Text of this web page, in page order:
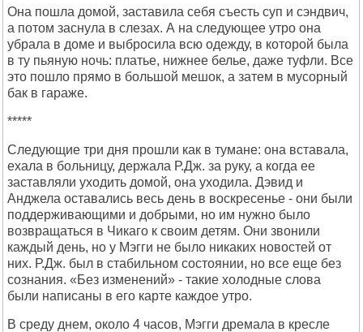
Она пошла домой, заставила себя съесть суп и сэндвич,
а потом заснула в слезах. А на следующее утро она
убрала в доме и выбросила всю одежду, в которой была
в ту пьяную ночь: платье, нижнее белье, даже туфли. Все
это пошло прямо в большой мешок, а затем в мусорный
бак в гараже.
*****
Следующие три дня прошли как в тумане: она вставала,
ехала в больницу, держала Р.Дж. за руку, а когда ее
заставляли уходить домой, она уходила. Дэвид и
Анджела оставались весь день в воскресенье - они были
поддерживающими и добрыми, но им нужно было
возвращаться в Чикаго к своим детям. Они звонили
каждый день, но у Мэгги не было никаких новостей от
них. Р.Дж. был в стабильном состоянии, но все еще без
сознания. «Без изменений» - такие холодные слова
были написаны в его карте каждое утро.
В среду днем, около 4 часов, Мэгги дремала в кресле